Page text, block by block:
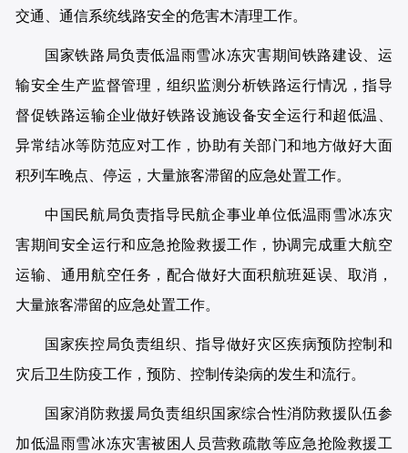
交通、通信系统线路安全的危害木清理工作。
国家铁路局负责低温雨雪冰冻灾害期间铁路建设、运
输安全生产监督管理，组织监测分析铁路运行情况，指导
督促铁路运输企业做好铁路设施设备安全运行和超低温、
异常结冰等防范应对工作，协助有关部门和地方做好大面
积列车晚点、停运，大量旅客滞留的应急处置工作。
中国民航局负责指导民航企事业单位低温雨雪冰冻灾
害期间安全运行和应急抢险救援工作，协调完成重大航空
运输、通用航空任务，配合做好大面积航班延误、取消，
大量旅客滞留的应急处置工作。
国家疾控局负责组织、指导做好灾区疾病预防控制和
灾后卫生防疫工作，预防、控制传染病的发生和流行。
国家消防救援局负责组织国家综合性消防救援队伍参
加低温雨雪冰冻灾害被困人员营救疏散等应急抢险救援工